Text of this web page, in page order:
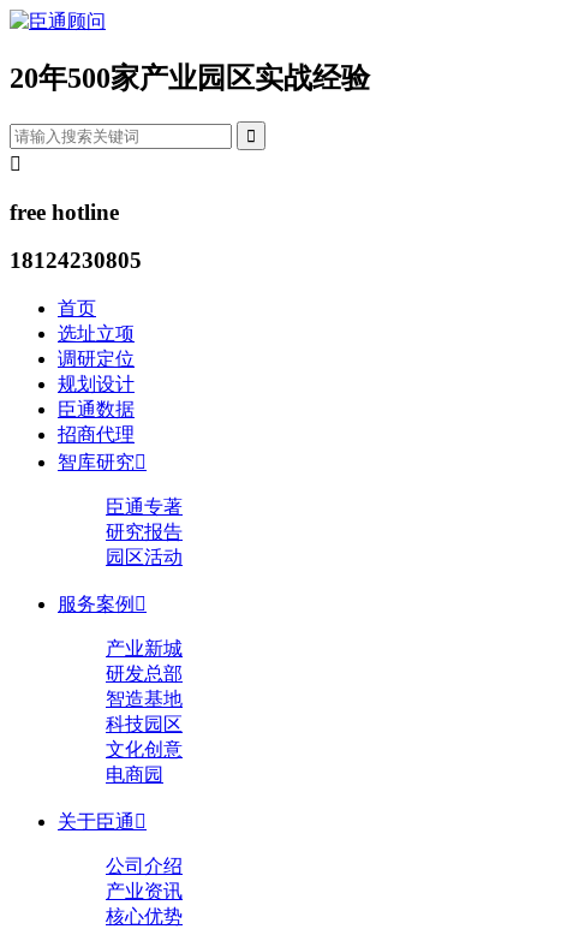
20年500家产业园区实战经验


free hotline
18124230805
首页
选址立项
调研定位
规划设计
臣通数据
招商代理
智库研究
臣通专著
研究报告
园区活动
服务案例 
产业新城
研发总部
智造基地
科技园区
文化创意
电商园
关于臣通 
公司介绍
产业资讯
核心优势